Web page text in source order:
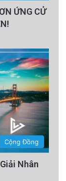
ỨNG CỬ
Cộng Đồng
Nhân